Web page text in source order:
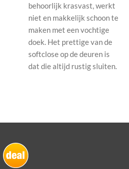
behoorlijk krasvast, werkt
niet en makkelijk schoon te
maken met een vochtige
doek. Het prettige van de
softclose op de deuren is
dat die altijd rustig sluiten.